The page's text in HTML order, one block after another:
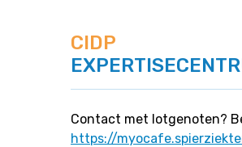
CIDP
Contact met lotgenoten?
https://